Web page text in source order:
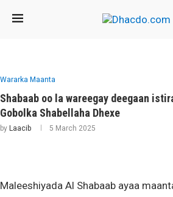
Wararka Maanta
Shabaab oo la wareegay deegaan
Gobolka Shabellaha Dhexe
by Laacib 5 March 2025
Maleeshiyada Al Shabaab ayaa